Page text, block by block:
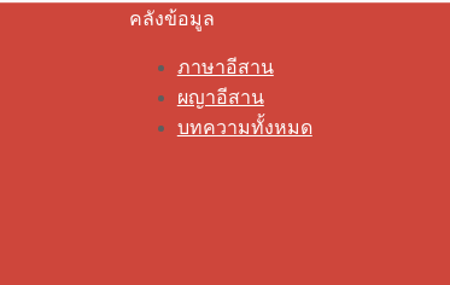
คลังข้อมูล
ภาษาอีสาน
ผญาอีสาน
บทความทั้งหมด